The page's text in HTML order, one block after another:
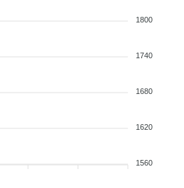
1800
1740
1680
1620
1560